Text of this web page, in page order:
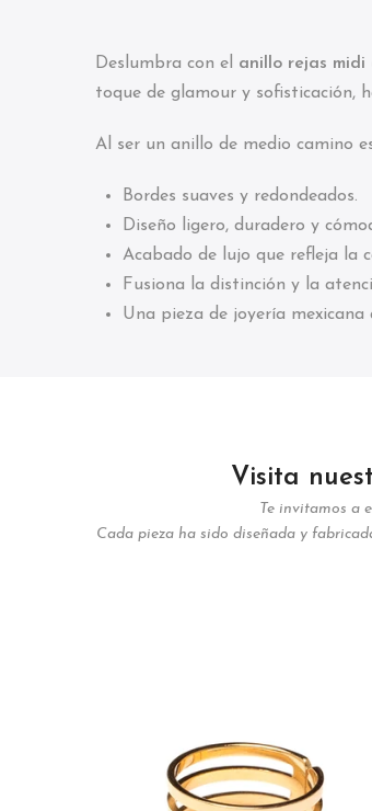
Deslumbra con el anillo rejas midi
toque de glamour y sofisticación,
Al ser un anillo de medio camino
Bordes suaves y redondeados.
Diseño ligero, duradero y
Acabado de lujo que refleja la
Fusiona la distinción y la
Una pieza de joyería
Visita
Te invitamos a
Cada pieza ha sido diseñada y